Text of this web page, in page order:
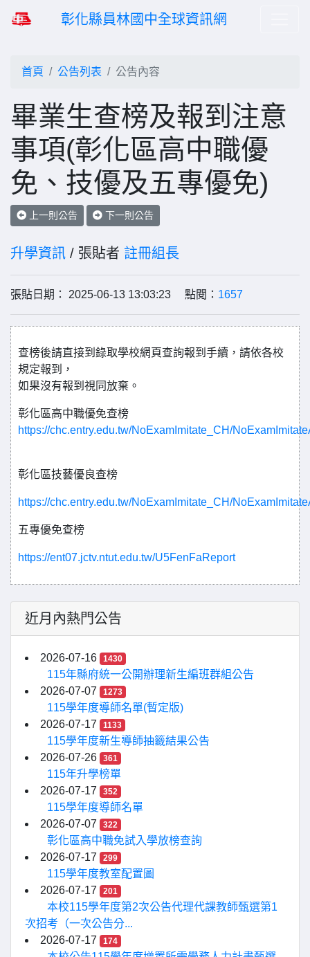
彰化縣員林國中全球資訊網
首頁 公告列表 公告內容
畢業生查榜及報到注意
事項(彰化區高中職優
免、技優及五專優免)
上一則公告 下一則公告
升學資訊 / 張貼者 註冊組長
張貼日期： 2025-06-13 13:03:23 點閱： 1657
查榜後請直接到錄取學校網頁查詢報到手續，請依各校
規定報到，
如果沒有報到視同放棄。
彰化區高中職優免查榜
https://chc.entry.edu.tw/NoExamImitate_CH/
彰化區技藝優良查榜
https://chc.entry.edu.tw/NoExamImitate_CH/
五專優免查榜
https://ent07.jctv.ntut.edu.tw/U5FenFaReport
近月內熱門公告
2026-07-16 1430
115年縣府統一公開辦理新生編班群組公告
2026-07-07
1273
115學年度導師名單(暫定版)
2026-07-17
1133
115學年度新生導師抽籤結果公告
2026-07-26
361
115年升學榜單
2026-07-17
352
115學年度導師名單
2026-07-07
322
彰化區高中職免試入學放榜查詢
2026-07-17
299
115學年度教室配置圖
2026-07-17
201
本校115學年度第2次公告代理代課教師甄選第1
次招考（一次公告分...
2026-07-17
174